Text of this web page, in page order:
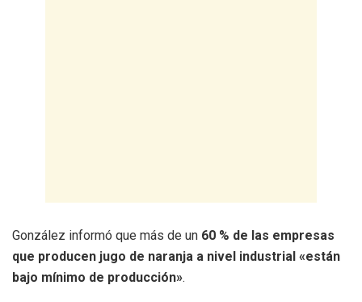
González informó que más de un 60 % de las empresas
que producen jugo de naranja a nivel industrial «están
bajo mínimo de producción».